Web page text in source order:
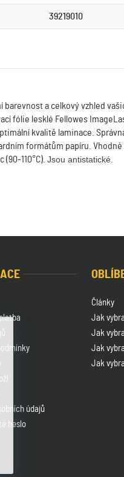
39219010
barevnost a celkový vzhled
fólie lesklé Fellowes
kvalitě laminace.
formátům papíru.
110°C). Jsou antistatické.
údajů
heslo
Články
Jak
Jak
Jak
Jak